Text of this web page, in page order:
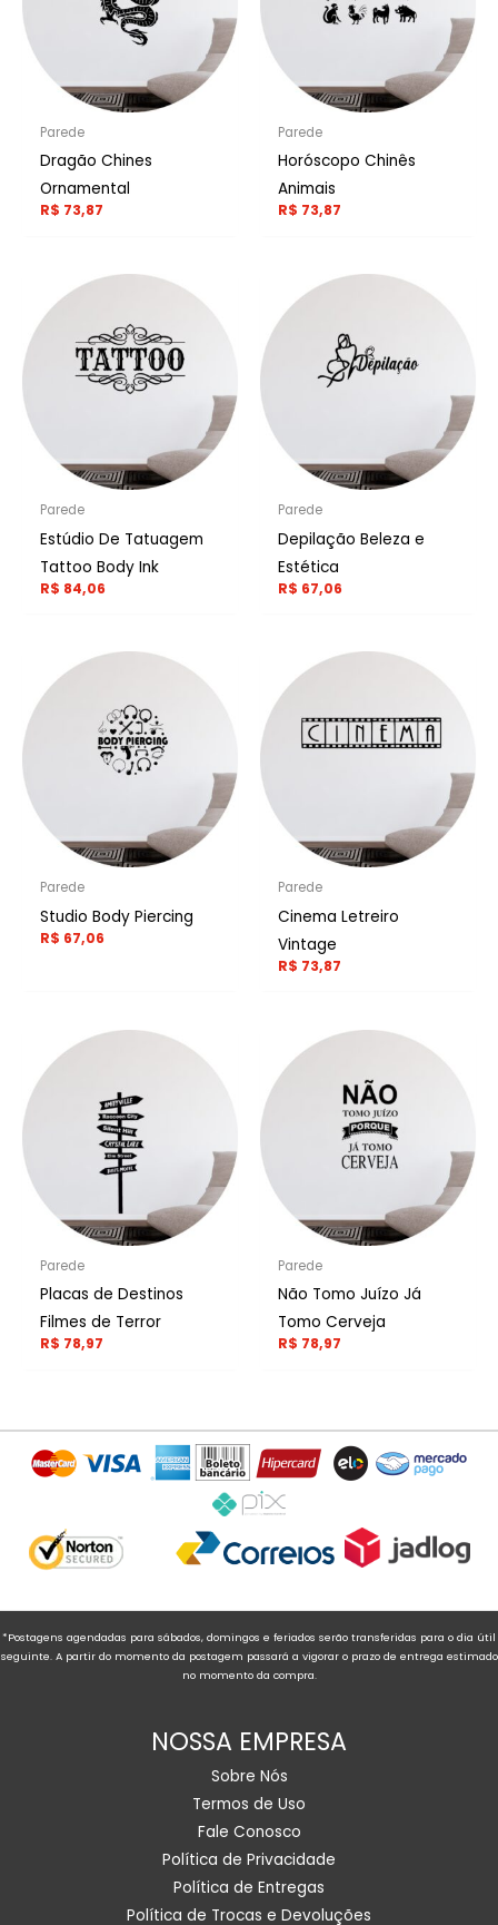
Parede
Dragão Chines
Ornamental
R$ 73,87
Parede
Horóscopo Chinês
Animais
R$ 73,87
Parede
Estúdio De Tatuagem
Tattoo Body Ink
R$ 84,06
Parede
Depilação Beleza e
Estética
R$ 67,06
Parede
Studio Body Piercing
R$ 67,06
Parede
Cinema Letreiro
Vintage
R$ 73,87
Parede
Placas de Destinos
Filmes de Terror
R$ 78,97
Parede
Não Tomo Juízo Já
Tomo Cerveja
R$ 78,97
*Postagens agendadas para sábados, domingos e feriados serão transferidas para o dia útil
seguinte. A partir do momento da postagem passará a vigorar o prazo de entrega estimado
no momento da compra.
NOSSA EMPRESA
Sobre Nós
Termos de Uso
Fale Conosco
Política de Privacidade
Política de Entregas
Política de Trocas e Devoluções